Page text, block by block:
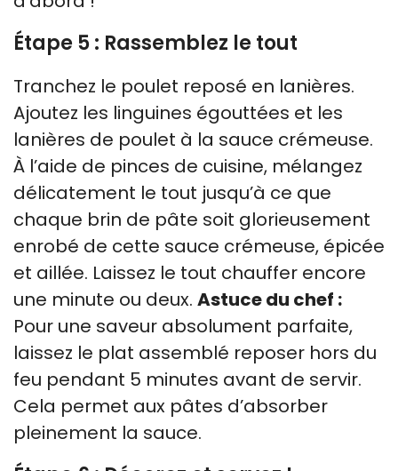
Étape 5 : Rassemblez le tout
Tranchez le poulet reposé en lanières.
Ajoutez les linguines égouttées et les
lanières de poulet à la sauce crémeuse.
À l’aide de pinces de cuisine, mélangez
délicatement le tout jusqu’à ce que
chaque brin de pâte soit glorieusement
enrobé de cette sauce crémeuse, épicée
et aillée. Laissez le tout chauffer encore
une minute ou deux. Astuce du chef :
Pour une saveur absolument parfaite,
laissez le plat assemblé reposer hors du
feu pendant 5 minutes avant de servir.
Cela permet aux pâtes d’absorber
pleinement la sauce.